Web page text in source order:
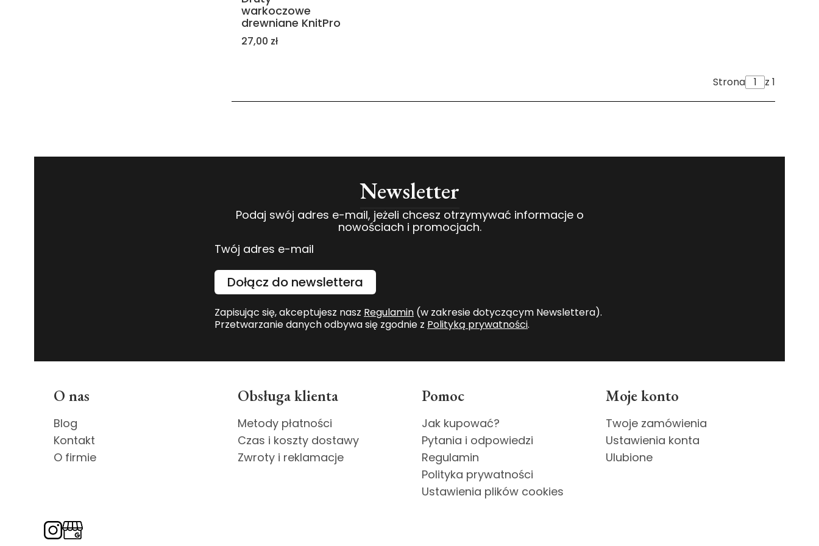
warkoczowe
drewniane KnitPro
Cena
27,00 zł
Strona z 1
Newsletter
Podaj swój adres e-mail, jeżeli chcesz otrzymywać informacje o
nowościach i promocjach.
Twój adres e-mail
Dołącz do newslettera
Zapisując się, akceptujesz nasz Regulamin (w zakresie dotyczącym Newslettera).
Przetwarzanie danych odbywa się zgodnie z Polityką prywatności.
Linki w stopce
O nas
Blog
Kontakt
O firmie
Obsługa klienta
Metody płatności
Czas i koszty dostawy
Zwroty i reklamacje
Pomoc
Jak kupować?
Pytania i odpowiedzi
Regulamin
Polityka prywatności
Ustawienia plików cookies
Moje konto
Twoje zamówienia
Ustawienia konta
Ulubione